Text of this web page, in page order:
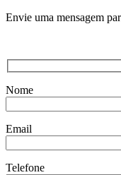
Envie uma mensagem
Nome
Email
Telefone